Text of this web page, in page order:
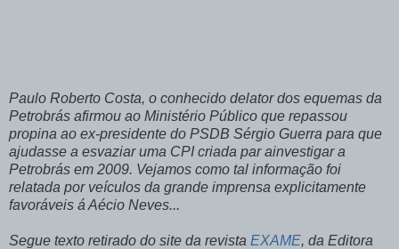
Paulo Roberto Costa, o conhecido delator dos equemas da
Petrobrás afirmou ao Ministério Público que repassou
propina ao ex-presidente do PSDB Sérgio Guerra para que
ajudasse a esvaziar uma CPI criada par ainvestigar a
Petrobrás em 2009. Vejamos como tal informação foi
relatada por veículos da grande imprensa explicitamente
favoráveis á Aécio Neves...
Segue texto retirado do site da revista EXAME, da Editora